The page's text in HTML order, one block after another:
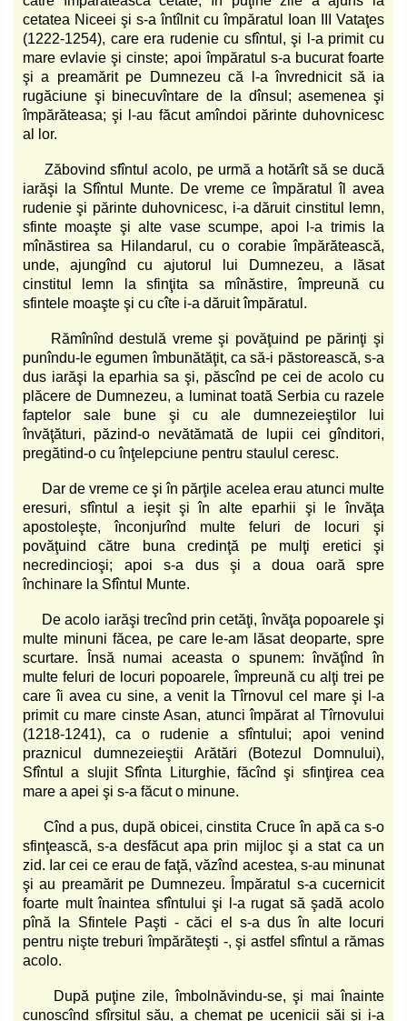
cetatea Niceei şi s-a întîlnit cu împăratul Ioan III Vataţes
(1222-1254), care era rudenie cu sfîntul, şi l-a primit cu
mare evlavie şi cinste; apoi împăratul s-a bucurat foarte
şi a preamărit pe Dumnezeu că l-a învrednicit să ia
rugăciune şi binecuvîntare de la dînsul; asemenea şi
împărăteasa; şi l-au făcut amîndoi părinte duhovnicesc
al lor.
Zăbovind sfîntul acolo, pe urmă a hotărît să se ducă
iarăşi la Sfîntul Munte. De vreme ce împăratul îl avea
rudenie şi părinte duhovnicesc, i-a dăruit cinstitul lemn,
sfinte moaşte şi alte vase scumpe, apoi l-a trimis la
mînăstirea sa Hilandarul, cu o corabie împărătească,
unde, ajungînd cu ajutorul lui Dumnezeu, a lăsat
cinstitul lemn la sfinţita sa mînăstire, împreună cu
sfintele moaşte şi cu cîte i-a dăruit împăratul.
Rămînînd destulă vreme şi povăţuind pe părinţi şi
punîndu-le egumen îmbunătăţit, ca să-i păstorească, s-a
dus iarăşi la eparhia sa şi, păscînd pe cei de acolo cu
plăcere de Dumnezeu, a luminat toată Serbia cu razele
faptelor sale bune şi cu ale dumnezeieştilor lui
învăţături, păzind-o nevătămată de lupii cei gînditori,
pregătind-o cu înţelepciune pentru staulul ceresc.
Dar de vreme ce şi în părţile acelea erau atunci multe
eresuri, sfîntul a ieşit şi în alte eparhii şi le învăţa
apostoleşte, înconjurînd multe feluri de locuri şi
povăţuind către buna credinţă pe mulţi eretici şi
necredincioşi; apoi s-a dus şi a doua oară spre
închinare la Sfîntul Munte.
De acolo iarăşi trecînd prin cetăţi, învăţa popoarele şi
multe minuni făcea, pe care le-am lăsat deoparte, spre
scurtare. Însă numai aceasta o spunem: învăţînd în
multe feluri de locuri popoarele, împreună cu alţi trei pe
care îi avea cu sine, a venit la Tîrnovul cel mare şi l-a
primit cu mare cinste Asan, atunci împărat al Tîrnovului
(1218-1241), ca o rudenie a sfîntului; apoi venind
praznicul dumnezeieştii Arătări (Botezul Domnului),
Sfîntul a slujit Sfînta Liturghie, făcînd şi sfinţirea cea
mare a apei şi s-a făcut o minune.
Cînd a pus, după obicei, cinstita Cruce în apă ca s-o
sfinţească, s-a desfăcut apa prin mijloc şi a stat ca un
zid. Iar cei ce erau de faţă, văzînd acestea, s-au minunat
şi au preamărit pe Dumnezeu. Împăratul s-a cucernicit
foarte mult înaintea sfîntului şi l-a rugat să şadă acolo
pînă la Sfintele Paşti - căci el s-a dus în alte locuri
pentru nişte treburi împărăteşti -, şi astfel sfîntul a rămas
acolo.
După puţine zile, îmbolnăvindu-se, şi mai înainte
cunoscînd sfîrşitul său, a chemat pe ucenicii săi şi i-a